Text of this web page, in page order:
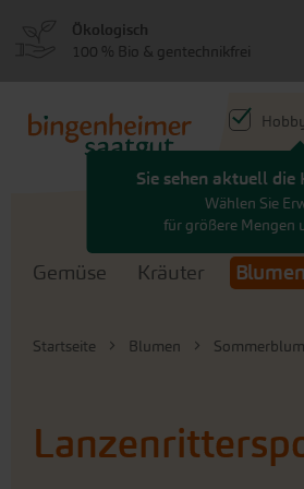
Hauptinhalt
Sie sehen aktuell
Wählen Sie
für größere Mengen
Search
Gemüse Kräuter Blumen
Startseite Blumen
Ökologisch
100 % Bio & gentechnikfrei